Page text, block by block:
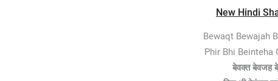
New Hindi
Bewaqt Bewajah
Phir Bhi Beinteha
बेवक्त बेवजह